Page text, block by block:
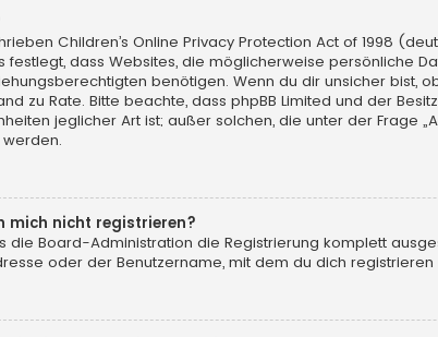
Children’s Online Privacy Protection Act of 1998
festlegt, dass Websites, die möglicherweise persönliche
benötigen. Wenn du dir unsicher bist,
zu Rate. Bitte beachte, dass phpBB Limited und der
jeglicher Art ist; außer solchen, die unter der Frage
mich nicht registrieren?
die Board-Administration die Registrierung komplett
oder der Benutzername, mit dem du dich